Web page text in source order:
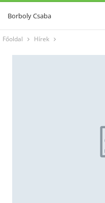
Borboly Csaba
Főoldal Hírek